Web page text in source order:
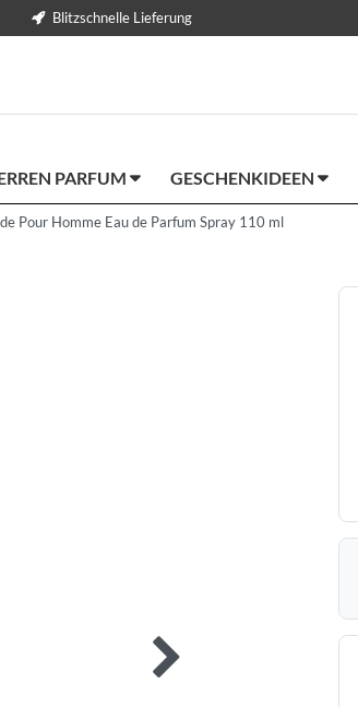
Blitzschnelle Lieferung
PARFUM GESCHENKIDEEN
Pour Homme Eau de Parfum Spray 110 ml